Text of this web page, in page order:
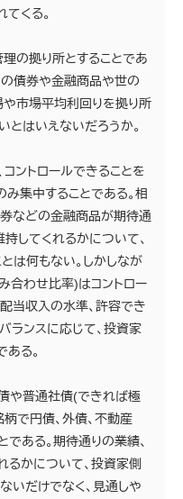
くる。
の拠り所とすることであ
の債券や金融商品や世の
や市場平均利回りを拠り所
はいえないだろうか。
コントロールできることを
み集中することである。相
などの金融商品が期待通
持してくれるかについて、
は何もない。しかしなが
合わせ比率)はコントロー
当収入の水準、許容でき
ランスに応じて、投資家
る。
や普通社債(できれば極
で円債、外債、不動産
である。期待通りの業績、
るかについて、投資家側
いだけでなく、見通しや